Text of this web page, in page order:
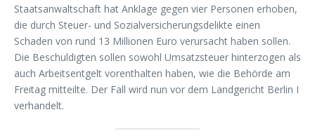
Staatsanwaltschaft hat Anklage gegen vier Personen erhoben,
die durch Steuer- und Sozialversicherungsdelikte einen
Schaden von rund 13 Millionen Euro verursacht haben sollen.
Die Beschuldigten sollen sowohl Umsatzsteuer hinterzogen als
auch Arbeitsentgelt vorenthalten haben, wie die Behörde am
Freitag mitteilte. Der Fall wird nun vor dem Landgericht Berlin I
verhandelt.